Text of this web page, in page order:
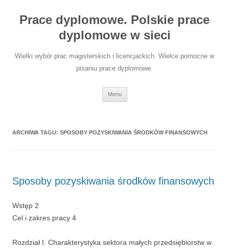
treści
Prace dyplomowe. Polskie prace
dyplomowe w sieci
Wielki wybór prac magisterskich i licencjackich. Wielce pomocne w
pisaniu prace dyplomowe.
Menu
ARCHIWA TAGU: SPOSOBY POZYSKIWANIA ŚRODKÓW FINANSOWYCH
Sposoby pozyskiwania środków finansowych
Wstęp 2
Cel i zakres pracy 4
Rozdział I. Charakterystyka sektora małych przedsiębiorstw w